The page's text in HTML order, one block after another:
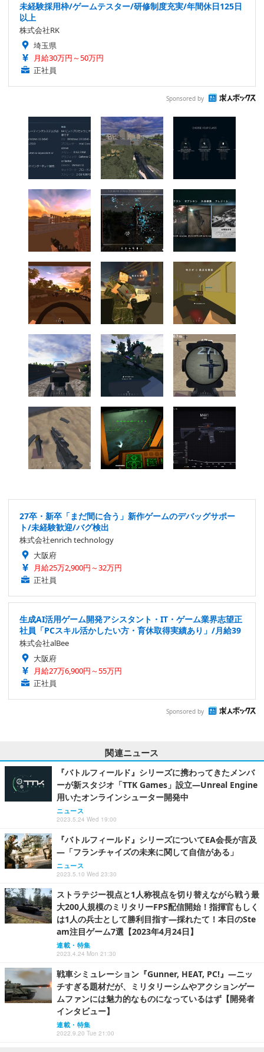
未経験採用枠/ゲームテスター/研修制度充実/年間休日125日
以上
株式会社RK
埼玉県
月給30万円～50万円
正社員
Sponsored by
27卒・新卒「まだ間に合う」新作ゲームのデバッグサポー
ト/未経験歓迎/バグ検出
株式会社enrich technology
大阪府
月給25万2,900円～32万円
正社員
生成AI活用ゲーム開発アシスタント・IT・ゲーム業界志望正
社員「PCスキル活かしたい方・育休取得実績あり」/月給39
株式会社alBee
大阪府
月給27万6,900円～55万円
正社員
Sponsored by
関連ニュース
『バトルフィールド』シリーズに携わってきたメンバ
ーが新スタジオ「TTK Games」設立―Unreal Engine
用いたオンラインシューター開発中
ニュース
2023.5.24 Wed 19:00
『バトルフィールド』シリーズについてEA会長が言及
―「フランチャイズの未来に関して自信がある」
ニュース
2023.5.10 Wed 23:30
ストラテジー視点と1人称視点を切り替えながら戦う最
大200人規模のミリタリーFPS配信開始！指揮官もしく
は1人の兵士として勝利目指す―採れたて！本日のSte
am注目ゲーム7選【2023年4月24日】
連載・特集
2023.4.24 Mon 21:30
戦車シミュレーション『Gunner, HEAT, PC!』―ニッ
チすぎる題材だが、ミリタリーシムやアクションゲー
ムファンには魅力的なものになっているはず【開発者
インタビュー】
連載・特集
2022.9.20 Tue 21:00